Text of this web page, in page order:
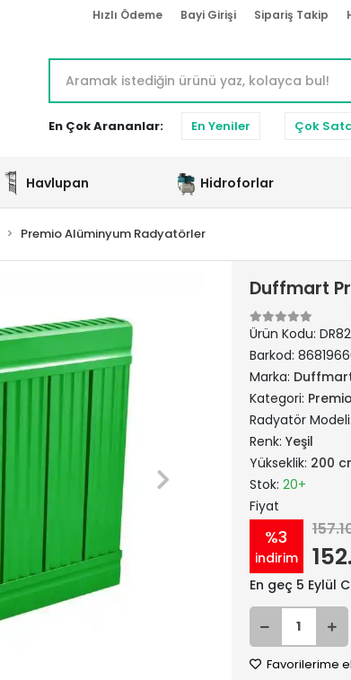
Hızlı Ödeme Bayi Girişi Sipariş Takip
En Çok Arananlar: En Yeniler Çok
Havlupan Hidroforlar
Premio Alüminyum Radyatörler
Duffmart
Ürün Kodu:
Barkod:
Marka:
Kategori:
Radyatör Modeli:
Renk: Yeşil
Yükseklik: 200
Stok: 20+
Fiyat
%3
indirim
En geç 5 Eylül
Favorilerime